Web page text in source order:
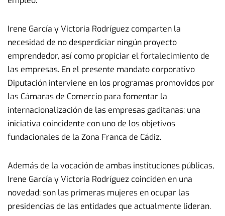
Irene García y Victoria Rodríguez comparten la
necesidad de no desperdiciar ningún proyecto
emprendedor, así como propiciar el fortalecimiento de
las empresas. En el presente mandato corporativo
Diputación interviene en los programas promovidos por
las Cámaras de Comercio para fomentar la
internacionalización de las empresas gaditanas; una
iniciativa coincidente con uno de los objetivos
fundacionales de la Zona Franca de Cádiz.
Además de la vocación de ambas instituciones públicas,
Irene García y Victoria Rodríguez coinciden en una
novedad: son las primeras mujeres en ocupar las
presidencias de las entidades que actualmente lideran.